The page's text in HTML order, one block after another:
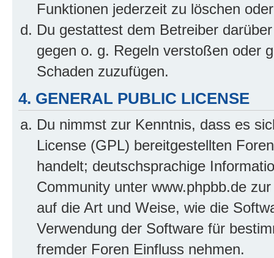
Funktionen jederzeit zu löschen
Du gestattest dem Betreiber
gegen o. g. Regeln verstoßen oder
Schaden zuzufügen.
4. GENERAL PUBLIC LICENSE
Du nimmst zur Kenntnis, dass es
License (GPL) bereitgestellten
handelt; deutschsprachige
Community unter www.phpbb.de
auf die Art und Weise, wie die
Verwendung der Software für
fremder Foren Einfluss nehmen.